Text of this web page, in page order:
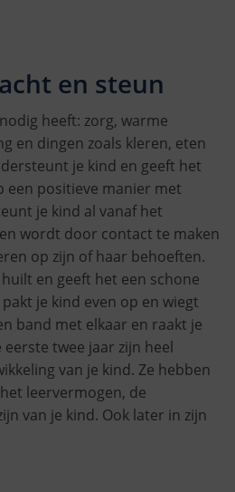
en steun
heeft: zorg, warme
en dingen zoals kleren, eten
je kind en geeft het
positieve manier met
je kind al vanaf het
wordt door contact te maken
op zijn of haar behoeften.
en geeft het een schone
je kind even op en wiegt
band met elkaar en raakt je
twee jaar zijn heel
van je kind. Ze hebben
leervermogen, de
van je kind. Ook later in zijn